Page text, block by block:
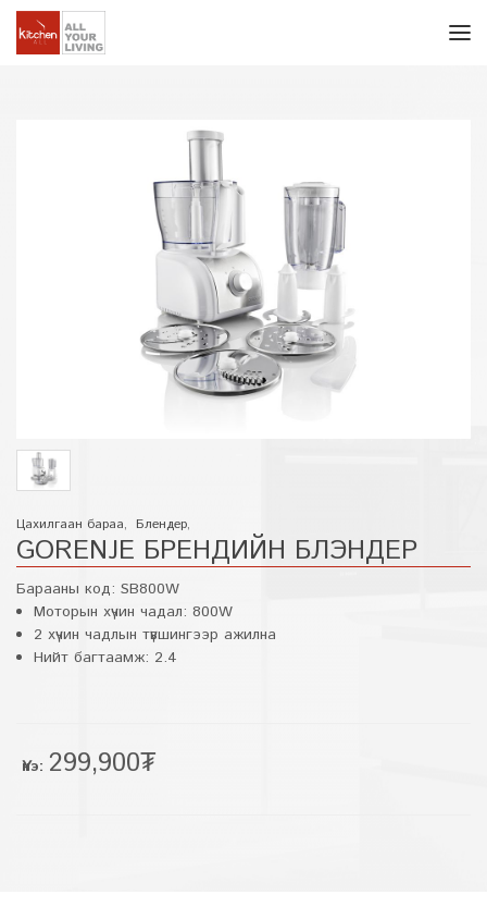
Цахилгаан бараа, Блендер,
GORENJE БРЕНДИЙН БЛЭНДЕР
Барааны код: SB800W
Моторын хүчин чадал: 800W
2 хүчин чадлын түвшингээр ажилна
Нийт багтаамж: 2.4
Үнэ: 299,900₮